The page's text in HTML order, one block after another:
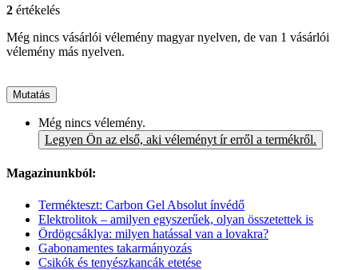
2 értékelés
Még nincs vásárlói vélemény magyar nyelven, de van 1 vásárlói
vélemény más nyelven.
Mutatás
Még nincs vélemény.
Legyen Ön az első, aki véleményt ír erről a termékről.
Magazinunkból:
Termékteszt: Carbon Gel Absolut ínvédő
Elektrolitok – amilyen egyszerűek, olyan összetettek is
Ördögcsáklya: milyen hatással van a lovakra?
Gabonamentes takarmányozás
Csikók és tenyészkancák etetése